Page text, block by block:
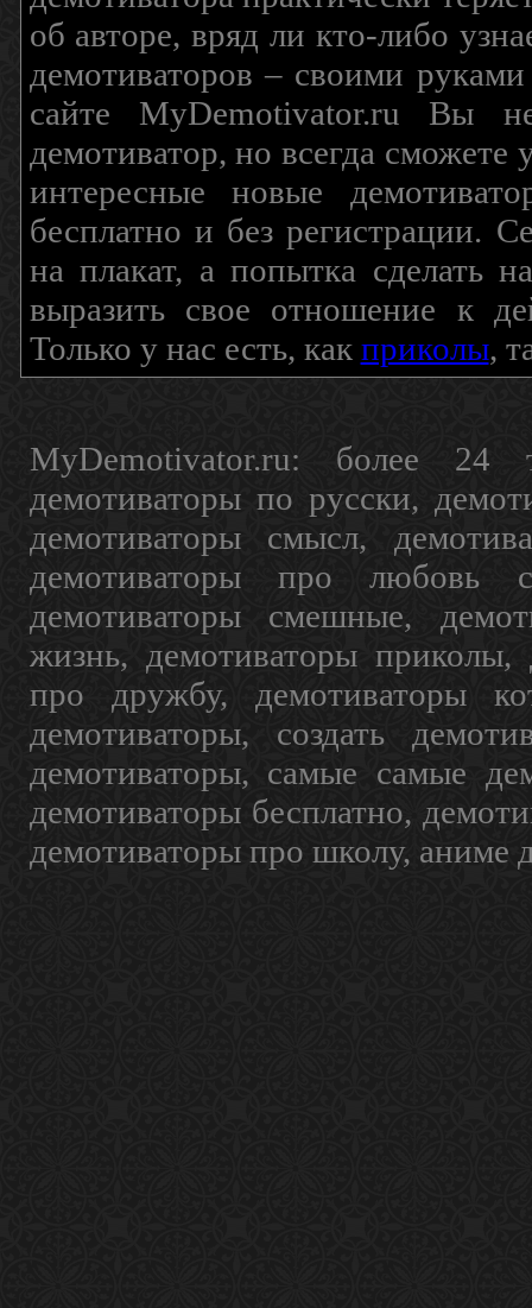
об авторе, вряд ли кто-либо
демотиваторов – своими
сайте MyDemotivator.ru Вы
демотиватор, но всегда сможете
интересные новые
бесплатно и без регистрации.
на плакат, а попытка
выразить свое отношение к
Только у нас есть, как приколы,
MyDemotivator.ru: более 24
демотиваторы по русски,
демотиваторы смысл,
демотиваторы про любовь
демотиваторы смешные,
жизнь, демотиваторы приколы,
про дружбу, демотиваторы
демотиваторы, создать
демотиваторы, самые самые
демотиваторы бесплатно,
демотиваторы про школу, аниме